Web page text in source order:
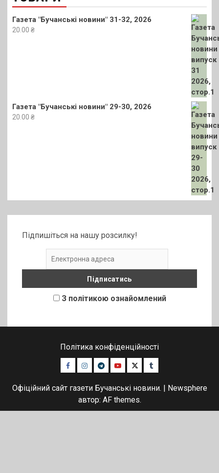
Газета "Бучанські новини" 31-32, 2026
20.00 ₴
Газета "Бучанські новини" 29-30, 2026
20.00 ₴
Підпишіться на нашу розсилку!
З політикою ознайомлений
Політика конфіденційності
Facebook
Instagram
TelegramYoutubeTwitterTumblr
Офіційний сайт газети Бучанські новини.
Newsphere
автор: AF themes.